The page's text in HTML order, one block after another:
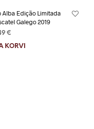
Alba Edição Limitada
Galego 2019
€
KORVI